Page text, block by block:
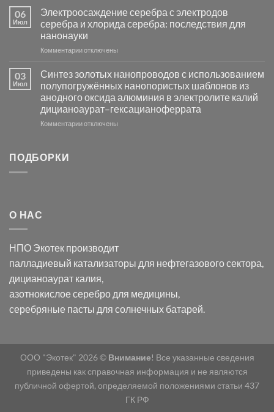
группы
фотокаталитической
активности
Хлорида
Серебра-
в
видимом
свете
с
помощью
модификации
06
Июл
Электроосаждение серебра с электродов
серебра и хлорида серебра: последствия для
нанонауки
Комментариик
серебра
с
электродов
серебра
и
отключены
03
Июл
Синтез золотых нанопроводов с использованием
полупогружённых нанопористых шаблонов из
анодного оксида алюминия в электролите калий
дицианоаурат–гексацианоферрата
Комментариик
оксида
в
электролите
калий
дицианоаурат–
гексацианоферрата
отключены
ПОДБОРКИ
О НАС
НПО Экотек производит
палладиевый катализаторы для нефтегазового сектора,
дицианоаурат калия,
азотнокислое серебро для медицины,
серебряные пасты для солнечных батарей.
ООО "Экотек" 2026 © Внимание! Все указанные сведения
приведены как справочная информация и не являются
публичной офертой, определяемой положениями статьи 437
ГК РФ